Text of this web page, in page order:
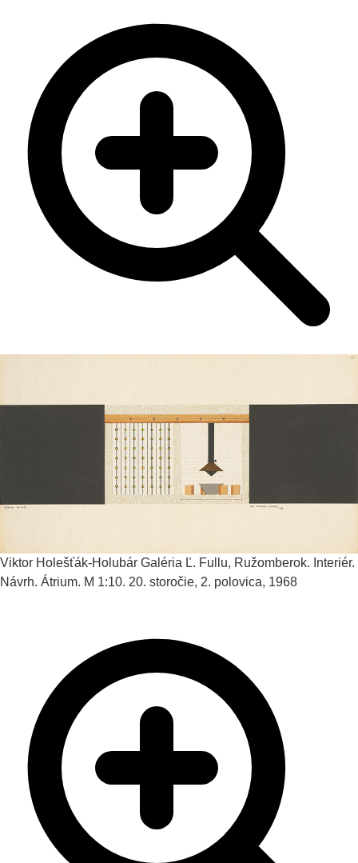
Viktor Holešťák-Holubár Galéria Ľ. Fullu, Ružomberok. Interiér.
Návrh. Átrium. M 1:10. 20. storočie, 2. polovica, 1968